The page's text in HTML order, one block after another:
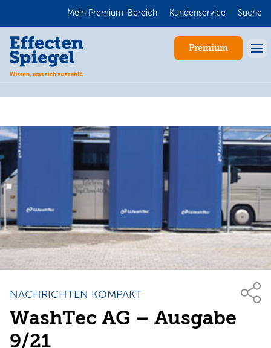
Mein Premium-Bereich Kundenservice Suche
Premium
NACHRICHTEN KOMPAKT
WashTec AG – Ausgabe
9/21